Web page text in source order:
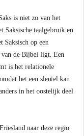
is niet zo van het
Saksische taalgebruik en
Saksisch op een
van de Bijbel ligt. Een
is het relationele
het een sleutel kan
in het oostelijk deel
naar deze regio